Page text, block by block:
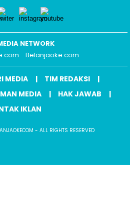
NETWORK
Belanjaoke.com
MEDIA
TIM REDAKSI
MEDIA
HAK JAWAB
IKLAN
- ALL RIGHTS RESERVED